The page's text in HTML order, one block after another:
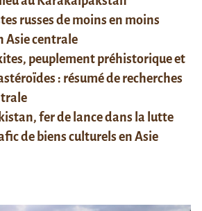
russes de moins en moins
Asie centrale
peuplement préhistorique et
: résumé de recherches
fer de lance dans la lutte
de biens culturels en Asie